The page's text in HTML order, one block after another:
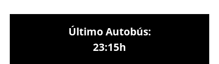
Último Autobús:
23:15h